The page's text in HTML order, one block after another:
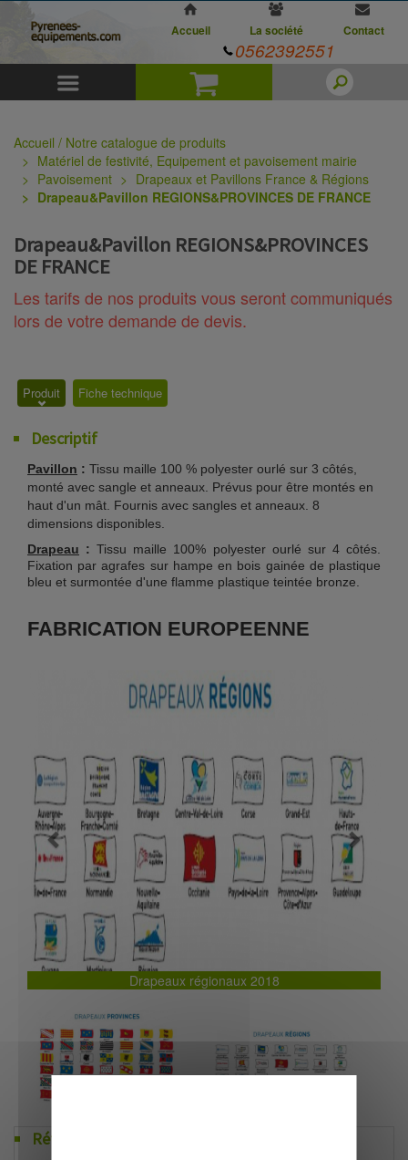
Panier
Accueil La société Contact
0562392551
Accueil / Notre catalogue de produits
Matériel de festivité, Equipement et pavoisement mairie
Pavoisement
Drapeaux et Pavillons France & Régions
Drapeau&Pavillon REGIONS&PROVINCES DE FRANCE
Drapeau&Pavillon REGIONS&PROVINCES
DE FRANCE
Les tarifs de nos produits vous seront communiqués
lors de votre demande de devis.
Produit Fiche technique
Descriptif
Pavillon : Tissu maille 100 % polyester ourlé sur 3 côtés,
monté avec sangle et anneaux. Prévus pour être montés en
haut d'un mât. Fournis avec sangles et anneaux. 8
dimensions disponibles.
Drapeau : Tissu maille 100% polyester ourlé sur 4 côtés.
Fixation par agrafes sur hampe en bois gainée de plastique
bleu et surmontée d'une flamme plastique teintée bronze.
FABRICATION EUROPEENNE
Drapeaux régionaux 2018
Previous Next
Références